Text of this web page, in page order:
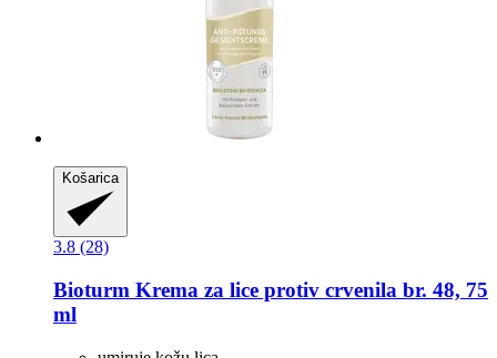
Košarica
3.8 (28)
Bioturm Krema za lice protiv crvenila br. 48, 75
ml